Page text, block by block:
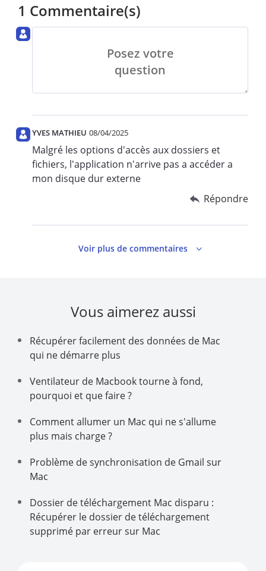
1 Commentaire(s)
Posez votre
question
YVES MATHIEU 08/04/2025
Malgré les options d'accès aux dossiers et
fichiers, l'application n'arrive pas a accéder a
mon disque dur externe
Répondre
Voir plus de commentaires
Vous aimerez aussi
Récupérer facilement des données de Mac
qui ne démarre plus
Ventilateur de Macbook tourne à fond,
pourquoi et que faire ?
Comment allumer un Mac qui ne s'allume
plus mais charge ?
Problème de synchronisation de Gmail sur
Mac
Dossier de téléchargement Mac disparu :
Récupérer le dossier de téléchargement
supprimé par erreur sur Mac